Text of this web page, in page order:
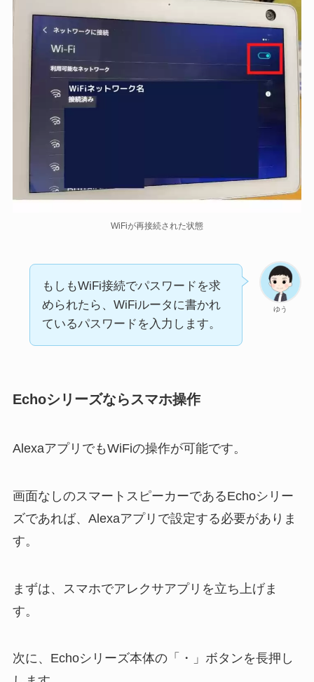
WiFiが再接続された状態
ゆう
もしもWiFi接続でパスワードを求
められたら、WiFiルータに書かれ
ているパスワードを入力します。
Echoシリーズならスマホ操作
AlexaアプリでもWiFiの操作が可能です。
画面なしのスマートスピーカーであるEchoシリー
ズであれば、Alexaアプリで設定する必要がありま
す。
まずは、スマホでアレクサアプリを立ち上げま
す。
次に、Echoシリーズ本体の「・」ボタンを長押し